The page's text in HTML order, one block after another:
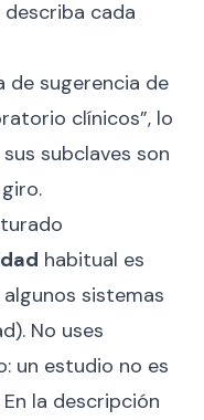
cada
de sugerencia de
clínicos”, lo
subclaves son
habitual es
algunos sistemas
No uses
un estudio no es
la descripción